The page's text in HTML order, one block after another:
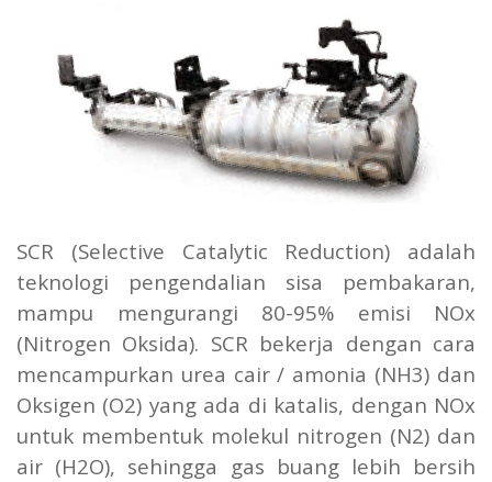
SCR (Selective Catalytic Reduction) adalah
teknologi pengendalian sisa pembakaran,
mampu mengurangi 80-95% emisi NOx
(Nitrogen Oksida). SCR bekerja dengan cara
mencampurkan urea cair / amonia (NH3) dan
Oksigen (O2) yang ada di katalis, dengan NOx
untuk membentuk molekul nitrogen (N2) dan
air (H2O), sehingga gas buang lebih bersih